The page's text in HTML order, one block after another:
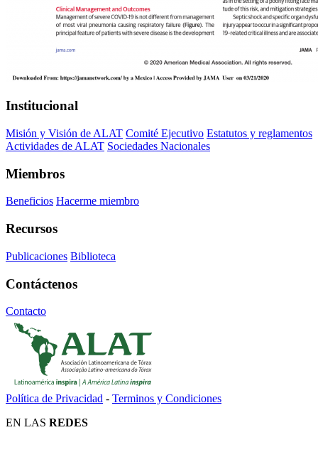
Institucional
Misión y Visión de ALAT Comité Ejecutivo Estatutos y reglamentos
Actividades de ALAT Sociedades Nacionales
Miembros
Beneficios Hacerme miembro
Recursos
Publicaciones Biblioteca
Contáctenos
Contacto
Política de Privacidad - Terminos y Condiciones
EN LAS REDES